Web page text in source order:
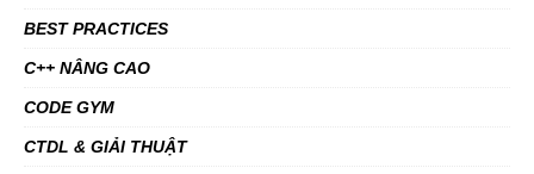
BEST PRACTICES
C++ NÂNG CAO
CODE GYM
CTDL & GIẢI THUẬT